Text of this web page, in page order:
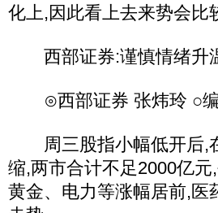
化上,因此看上去来势会比
西部证券:谨慎情绪升
⊙西部证券 张炜玲 ○编
周三股指小幅低开后,
缩,两市合计不足2000亿
黄金、电力等涨幅居前,医